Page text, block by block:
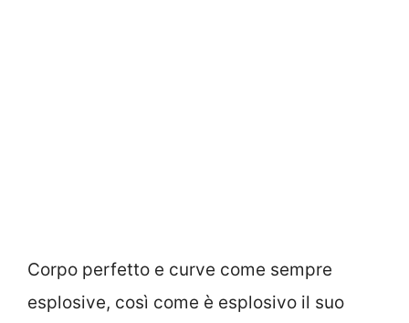
Corpo perfetto e curve come sempre
esplosive, così come è esplosivo il suo